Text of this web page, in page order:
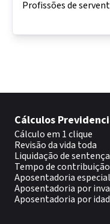
Profissões de
Cálculos
Cálculo em 1 clique
Revisão da vida toda
Liquidação de sentença
Tempo de contribuição
Aposentadoria especial
Aposentadoria por
Aposentadoria por